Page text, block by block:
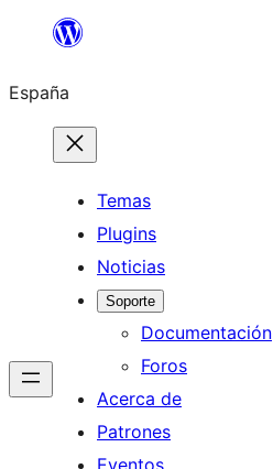
Saltar
contenido
España
Temas
Plugins
Noticias
Soporte
Documentación
Foros
Acerca de
Patrones
Eventos